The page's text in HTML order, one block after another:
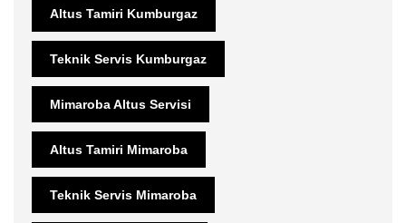
Altus Tamiri Kumburgaz
Teknik Servis Kumburgaz
Mimaroba Altus Servisi
Altus Tamiri Mimaroba
Teknik Servis Mimaroba